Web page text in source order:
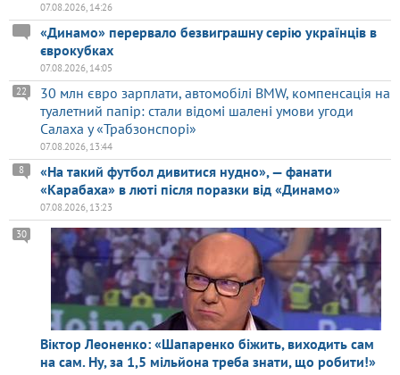
07.08.2026, 14:26
«Динамо» перервало безвиграшну серію українців в
єврокубках
07.08.2026, 14:05
30 млн євро зарплати, автомобілі BMW, компенсація на
туалетний папір: стали відомі шалені умови угоди
Салаха у «Трабзонспорі»
22
07.08.2026, 13:44
«На такий футбол дивитися нудно», — фанати
«Карабаха» в люті після поразки від «Динамо»
8
07.08.2026, 13:23
Віктор Леоненко: «Шапаренко біжить, виходить сам
на сам. Ну, за 1,5 мільйона треба знати, що робити!»
30